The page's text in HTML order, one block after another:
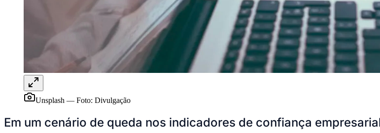
Panorama Econômico
Anuncie no Portal
Verificar Empresa
Anunciar Vagas
Novo
Publicidade Legal
NBA
Unsplash — Foto: Divulgação
Em um cenário de queda nos indicadores de confiança